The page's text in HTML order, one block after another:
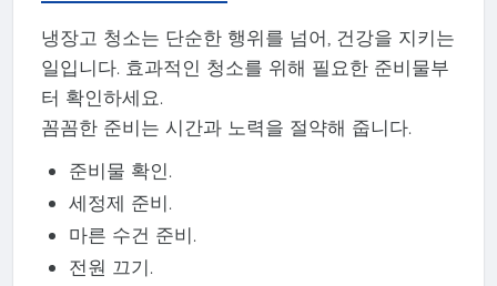
냉장고 청소는 단순한 행위를 넘어, 건강을 지키는
일입니다. 효과적인 청소를 위해 필요한 준비물부
터 확인하세요.
꼼꼼한 준비는 시간과 노력을 절약해 줍니다.
준비물 확인.
세정제 준비.
마른 수건 준비.
전원 끄기.